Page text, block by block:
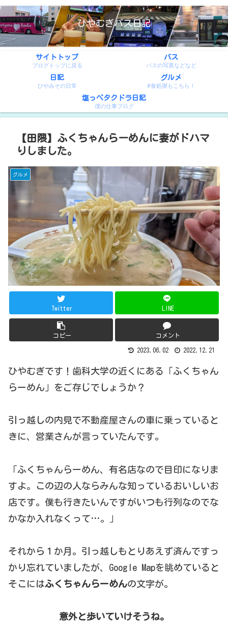
ひやむぎバス日記
サイトトップ
ブログトップに戻る
バス
バスの写真などなど
日記
ひやみその日常
グルメ
#食処禊もこちら！
塩っぺタクドラ日記
僕の仕事ブログ
【田隈】ふくちゃんらーめんに妻がドハマ
りしました。
グルメ
Twitter LINE
コピー コメント
2023.06.02 2022.12.21
ひやむぎです！歯科大学の近くにある「ふくちゃん
らーめん」をご存じでしょうか？
引っ越しの内見で不動産屋さんの車に乗っていると
きに、営業さんが言っていたんです。
「ふくちゃんらーめん、有名店なので目印になりま
すよ。この辺の人ならみんな知っているおいしいお
店です。僕も行きたいんですがいつも行列なのでな
かなか入れなくって…。」
それから１か月。引っ越しもとりあえず済んですっ
かり忘れていましたが、Google Mapを眺めていると
そこにはふくちゃんらーめんの文字が。
意外と歩いていけそうね。